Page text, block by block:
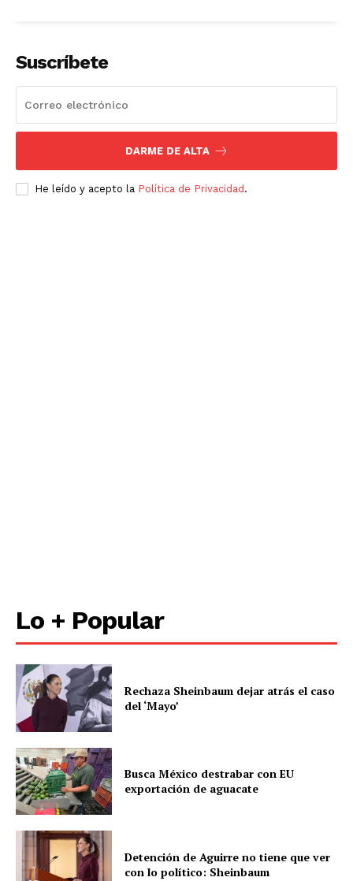
Suscríbete
DARME DE ALTA
He leído y acepto la Política de Privacidad .
Lo + Popular
Rechaza Sheinbaum dejar atrás el caso
del ‘Mayo’
Busca México destrabar con EU
exportación de aguacate
Detención de Aguirre no tiene que ver
con lo político: Sheinbaum